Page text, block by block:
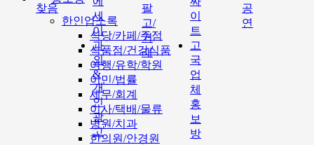
한인업소록
식당/카페/주점
식품점/건강식품
여행/유학/학원
이민/법률
세무/회계
이사/택배/물류
병원/치과
한의원/안경원
찾음
세
이
과
외
&
개
인
광
고
팔
고/
거
래
이
트
고
국
업
체
홍
보
방
공
연